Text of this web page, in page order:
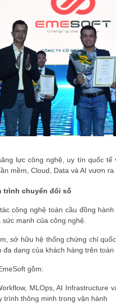
lực công nghệ, uy tín quốc
mềm, Cloud, Data và AI vươn
trình chuyển đổi số
công nghệ toàn cầu đồng
mạnh của công nghệ.
sở hữu hệ thống chứng chỉ
dạng của khách hàng trên toàn
gồm:
MLOps, AI Infrastructure
trình thông minh trong vận hành